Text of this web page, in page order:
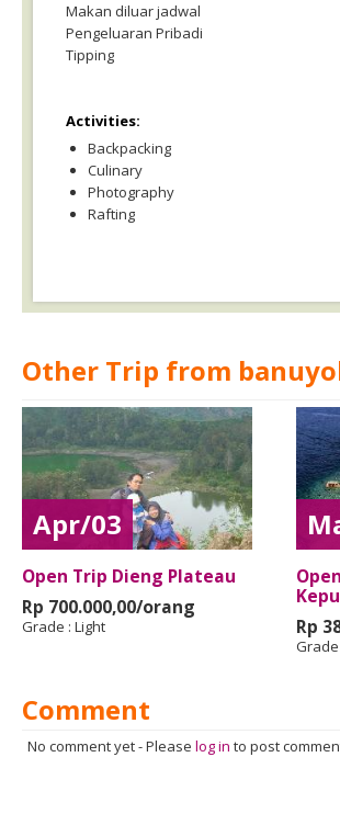
Makan diluar jadwal
Pengeluaran Pribadi
Tipping
Activities:
Backpacking
Culinary
Photography
Rafting
Other Trip from
Apr/03
Open Trip Dieng Plateau
Rp 700.000,00/orang
Grade : Light
Rp
Grade
Comment
No comment yet-Please log in to post